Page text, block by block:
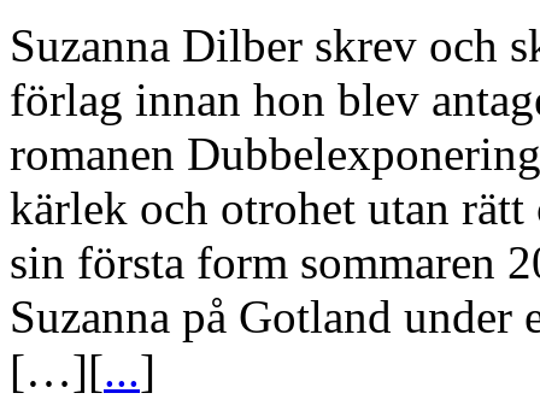
Suzanna Dilber skrev och
förlag innan hon blev
romanen
kärlek och otrohet utan
sin första form sommaren
Suzanna på Gotland under
[…][...]